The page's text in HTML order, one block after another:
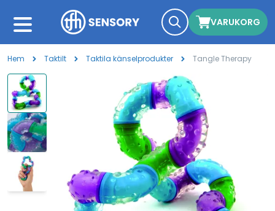
VARUKORG
Hem Taktilt Taktila känselprodukter Tangle Therapy